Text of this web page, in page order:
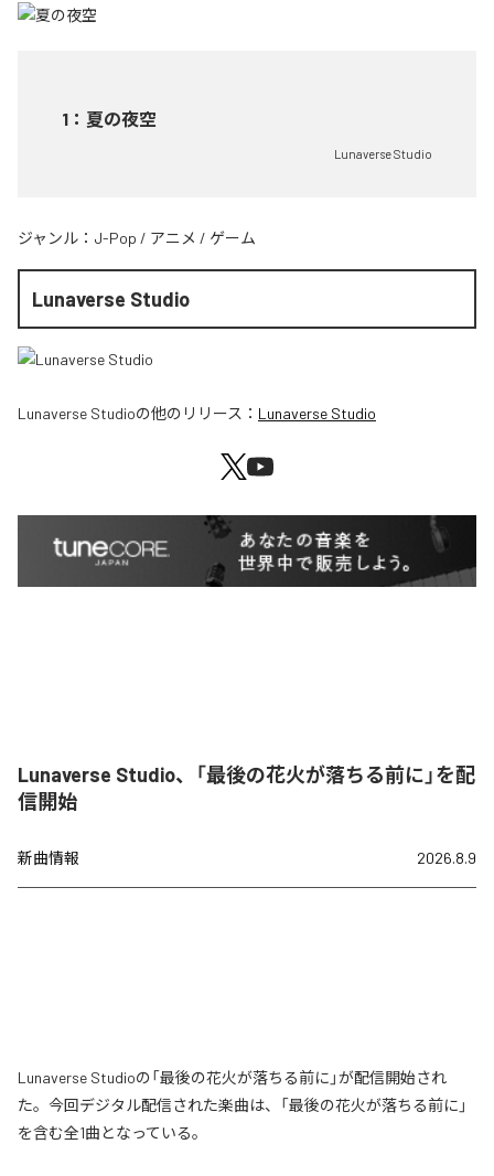
1 ： 夏の夜空
Lunaverse Studio
ジャンル： J-Pop / アニメ / ゲーム
Lunaverse Studio
Lunaverse Studioの他のリリース： Lunaverse Studio
Lunaverse Studio、「最後の花火が落ちる前に」を配
信開始
新曲情報 2026.8.9
Lunaverse Studioの「最後の花火が落ちる前に」が配信開始され
た。今回デジタル配信された楽曲は、「最後の花火が落ちる前に」
を含む全1曲となっている。